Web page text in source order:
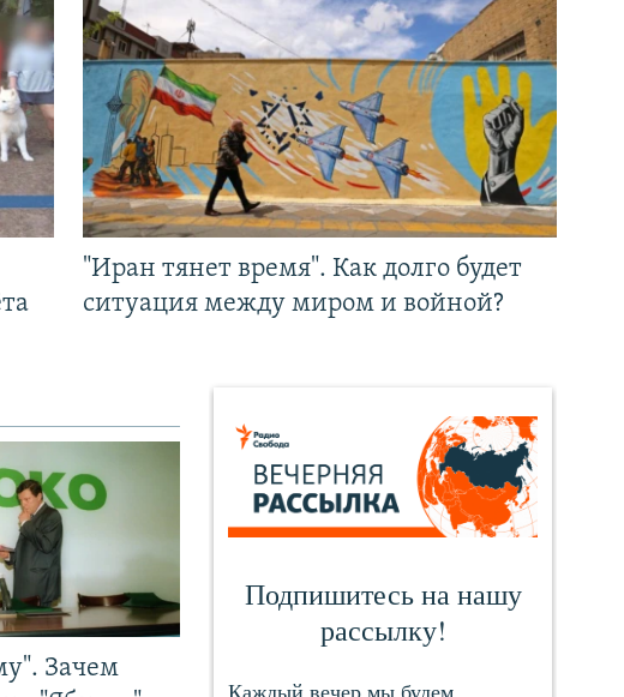
"Иран тянет время". Как долго будет
ситуация между миром и войной?
Зачем